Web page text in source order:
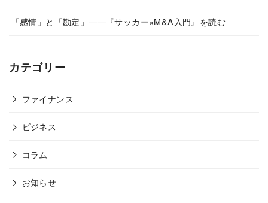
「感情」と「勘定」——『サッカー×M&A入門』を読む
カテゴリー
ファイナンス
ビジネス
コラム
お知らせ